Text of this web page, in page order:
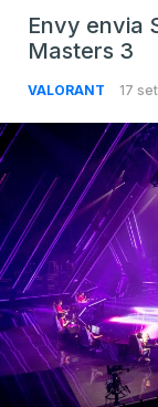
Envy envia
Masters 3
VALORANT 17